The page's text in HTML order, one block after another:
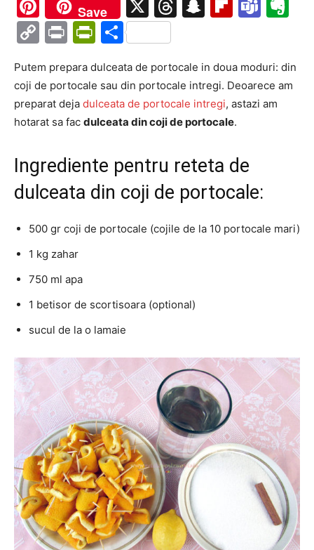
Pinterest
Save X Threads
Snapchat
CopyPrintPrintFriendly
Partajează
Putem prepara dulceata de portocale in doua moduri: din
coji de portocale sau din portocale intregi. Deoarece am
preparat deja dulceata de portocale intregi, astazi am
hotarat sa fac dulceata din coji de portocale.
Ingrediente pentru reteta de
dulceata din coji de portocale:
500 gr coji de portocale (cojile de la 10 portocale mari)
1 kg zahar
750 ml apa
1 betisor de scortisoara (optional)
sucul de la o lamaie